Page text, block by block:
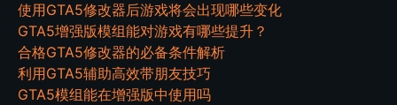
使用GTA5修改器后游戏将会出现哪些变化
GTA5增强版模组能对游戏有哪些提升？
合格GTA5修改器的必备条件解析
利用GTA5辅助高效带朋友技巧
GTA5模组能在增强版中使用吗